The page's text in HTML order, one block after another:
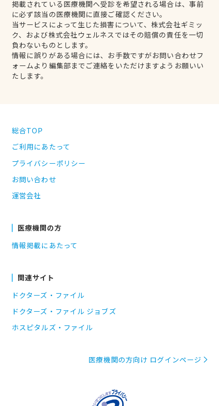
掲載されている医療機関へ受診を希望される場合は、事前
に必ず該当の医療機関に直接ご確認ください。
当サービスによって生じた損害について、株式会社ギミッ
ク、および株式会社ウェルネスではその賠償の責任を一切
負わないものとします。
情報に誤りがある場合には、お手数ですがお問い合わせフ
ォームより編集部までご連絡をいただけますようお願いい
たします。
総合TOP
ご利用にあたって
プライバシーポリシー
お問い合わせ
運営会社
医療機関の方
情報掲載にあたって
関連サイト
ドクターズ・ファイル
ドクターズ・ファイル ジョブズ
ホスピタルズ・ファイル
医療機関の方向け ログインページ